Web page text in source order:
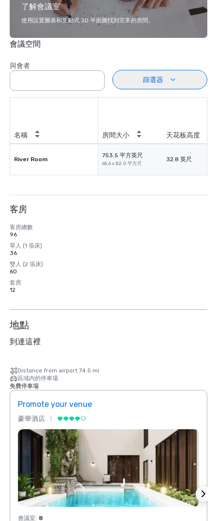
了解會議室
使用設置圖表和互動式 3D 平面圖找到完美的房間。
會議空間
與會者
篩選器
名稱 房間大小 天花板高度
River Room
753.5 平方英尺
65.6 x 82.0 平方尺
32.8 英尺
客房
客房總數
96
單人 (1 張床)
36
雙人 (2 張床)
60
套房
12
地點
到達這裡
Distance from airport 74.5 mi
區域內的停車場
免費停車場
Promote your venue
豪華酒店
會議室: 8